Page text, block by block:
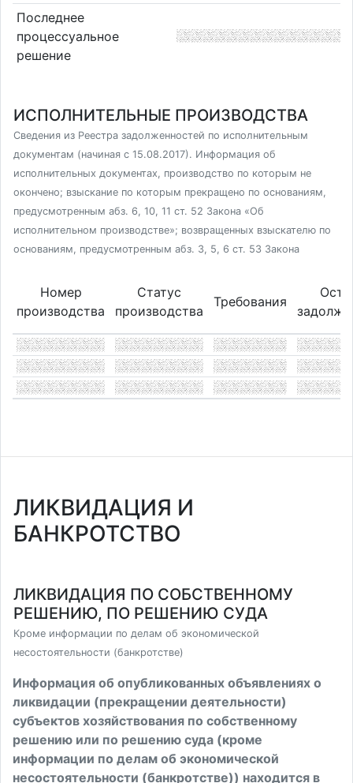
Последнее
процессуальное
решение
ИСПОЛНИТЕЛЬНЫЕ ПРОИЗВОДСТВА
Сведения из Реестра задолженностей по исполнительным
документам (начиная с 15.08.2017). Информация об
исполнительных документах, производство по которым не
окончено; взыскание по которым прекращено по основаниям,
предусмотренным абз. 6, 10, 11 ст. 52 Закона «Об
исполнительном производстве»; возвращенных взыскателю по
основаниям, предусмотренным абз. 3, 5, 6 ст. 53 Закона
Номер
производства
Статус
производства
Требования
ЛИКВИДАЦИЯ И
БАНКРОТСТВО
ЛИКВИДАЦИЯ ПО СОБСТВЕННОМУ
РЕШЕНИЮ, ПО РЕШЕНИЮ СУДА
Кроме информации по делам об экономической
несостоятельности (банкротстве)
Информация об опубликованных объявлениях о
ликвидации (прекращении деятельности)
субъектов хозяйствования по собственному
решению или по решению суда (кроме
информации по делам об экономической
несостоятельности (банкротстве)) находится в